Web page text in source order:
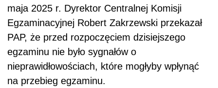
maja 2025 r. Dyrektor Centralnej Komisji
Egzaminacyjnej Robert Zakrzewski przekazał
PAP, że przed rozpoczęciem dzisiejszego
egzaminu nie było sygnałów o
nieprawidłowościach, które mogłyby wpłynąć
na przebieg egzaminu.